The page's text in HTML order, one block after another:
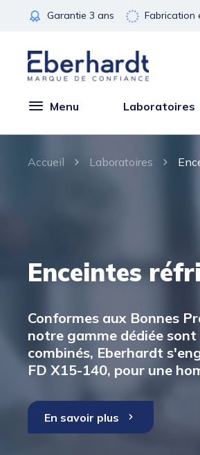
Garantie 3 ans Fabrication
Menu Laboratoires
Accueil Laboratoires
Enceintes
Conformes aux Bonnes
notre gamme dédiée
combinés, Eberhardt
FD X15-140, pour une
En savoir plus